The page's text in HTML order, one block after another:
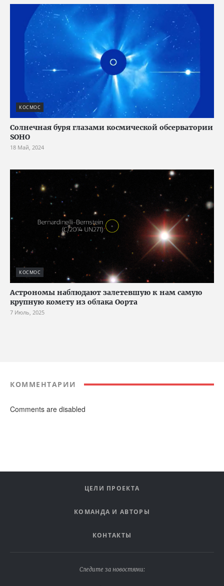
КОСМОС
Солнечная буря глазами космической обсерватории
SOHO
18 Май, 2024
КОСМОС
Астрономы наблюдают залетевшую к нам самую
крупную комету из облака Оорта
7 Июль, 2025
КОММЕНТАРИИ
Comments are disabled
ЦЕЛИ ПРОЕКТА
КОМАНДА И АВТОРЫ
КОНТАКТЫ
Следите за новостями: